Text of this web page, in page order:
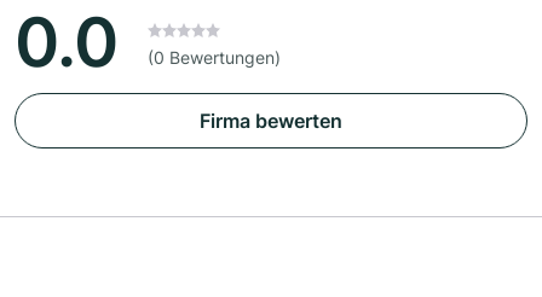
0.0 (0 Bewertungen)
Firma bewerten